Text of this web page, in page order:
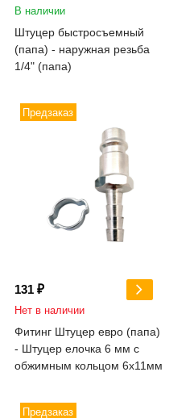
В наличии
Штуцер быстросъемный
(папа) - наружная резьба
1/4" (папа)
Предзаказ
131 ₽
Нет в наличии
Фитинг Штуцер евро (папа)
- Штуцер елочка 6 мм с
обжимным кольцом 6х11мм
Предзаказ